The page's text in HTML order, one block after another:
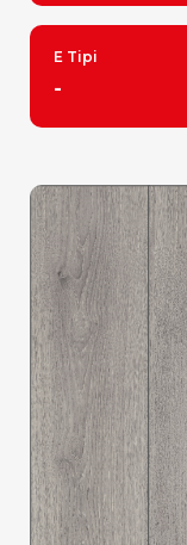
E Tipi
-